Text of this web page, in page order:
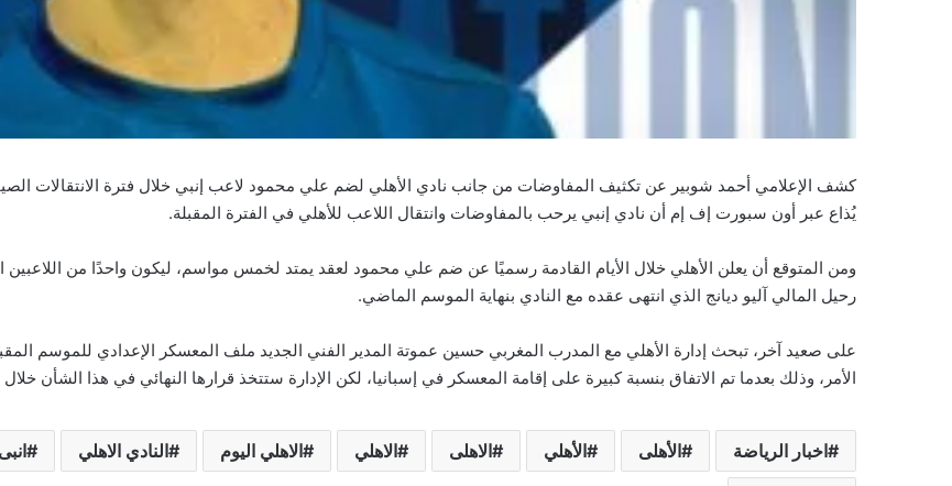
كشف الإعلامي أحمد شوبير عن تكثيف المفاوضات من جانب نادي الأهلي لضم علي محمود لاعب إنبي خلال فترة الانتقالات
يُذاع عبر أون سبورت إف إم أن نادي إنبي يرحب بالمفاوضات وانتقال اللاعب للأهلي في الفترة المقبلة.
ومن المتوقع أن يعلن الأهلي خلال الأيام القادمة رسميًا عن ضم علي محمود لعقد يمتد لخمس مواسم، ليكون واحدًا من
رحيل المالي آليو ديانج الذي انتهى عقده مع النادي بنهاية الموسم الماضي.
على صعيد آخر، تبحث إدارة الأهلي مع المدرب المغربي حسين عموتة المدير الفني الجديد ملف المعسكر الإعدادي للموسم
الأمر، وذلك بعدما تم الاتفاق بنسبة كبيرة على إقامة المعسكر في إسبانيا، لكن الإدارة ستتخذ قرارها النهائي في هذا الشأن
اخبار الرياضة الأهلى الأهلي الاهلى الاهلي الاهلي اليوم النادي الاهلي انبى